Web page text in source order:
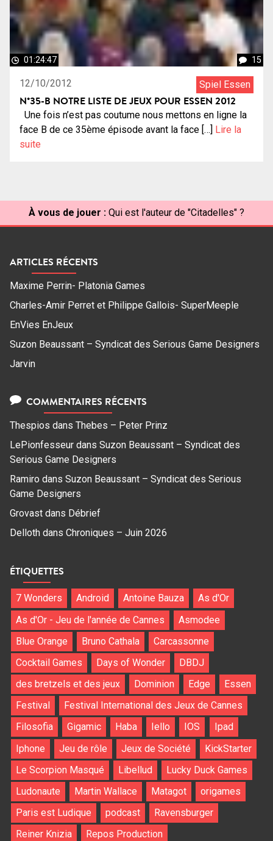
01:24:47 15
12/10/2012 Spiel Essen
N°35-B NOTRE LISTE DE JEUX POUR ESSEN 2012
Une fois n’est pas coutume nous mettons en ligne la
face B de ce 35ème épisode avant la face […] Lire la
suite
À vous de jouer : Qui est l'auteur de "Citadelles" ?
ARTICLES RÉCENTS
Maxime Perrin- Platonia Games
Charles-Amir Perret et Philippe Gallois- SuperMeeple
EnVies EnJeux
Suzon Beaussant – Syndicat des Serious Game Designers
Jarvin
COMMENTAIRES RÉCENTS
Thespios dans Thebes – Peter Prinz
LePionfesseur dans Suzon Beaussant – Syndicat des
Serious Game Designers
Ramiro dans Suzon Beaussant – Syndicat des Serious
Game Designers
Grovast dans Débrief
Delloth dans Chroniques – Juin 2026
ÉTIQUETTES
7 Wonders Android Antoine Bauza
As d'Or
As d'Or - Jeu de l'année de Cannes
Asmodee
Blue Orange
Bruno Cathala
Carcassonne
Cocktail Games
Days of Wonder
DBDJ
des bretzels et des jeux
Dominion Edge
Essen
Festival
Festival International des Jeux de Cannes
Filosofia
Gigamic Haba Iello IOS
Ipad
Iphone
Jeu de rôle Jeux de Société
KickStarter
Le Scorpion Masqué
Libellud
Lucky Duck Games
Ludonaute
Martin Wallace Matagot
origames
Paris est Ludique
podcast
Ravensburger
Reiner Knizia
Repos Production